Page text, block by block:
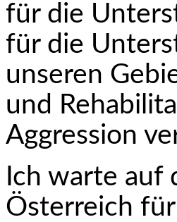
für die
für die
unseren
und
Aggression
Ich warte auf
Österreich